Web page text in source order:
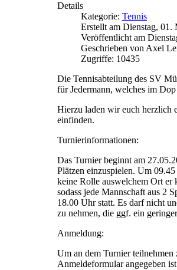
Details
Kategorie: Tennis
Erstellt am Dienstag, 01.
Veröffentlicht am
Geschrieben von Axel
Zugriffe: 10435
Die Tennisabteilung des SV
für Jedermann, welches im
Hierzu laden wir euch herzlich
einfinden.
Turnierinformationen:
Das Turnier beginnt am
Plätzen einzuspielen. Um
keine Rolle auswelchem Ort er
sodass jede Mannschaft aus 2
18.00 Uhr statt. Es darf nicht
zu nehmen, die ggf. ein
Anmeldung:
Um an dem Turnier
Anmeldeformular angegeben